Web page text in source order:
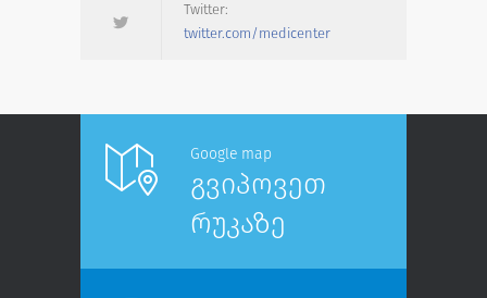
Twitter:
twitter.com/medicenter
Google map
გვიპოვეთ
რუკაზე